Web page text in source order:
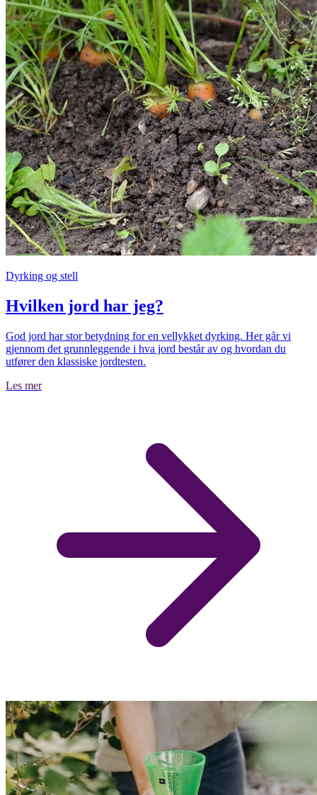
Dyrking og stell
Hvilken jord har jeg?
God jord har stor betydning for en vellykket dyrking. Her går vi
gjennom det grunnleggende i hva jord består av og hvordan du
utfører den klassiske jordtesten.
Les mer